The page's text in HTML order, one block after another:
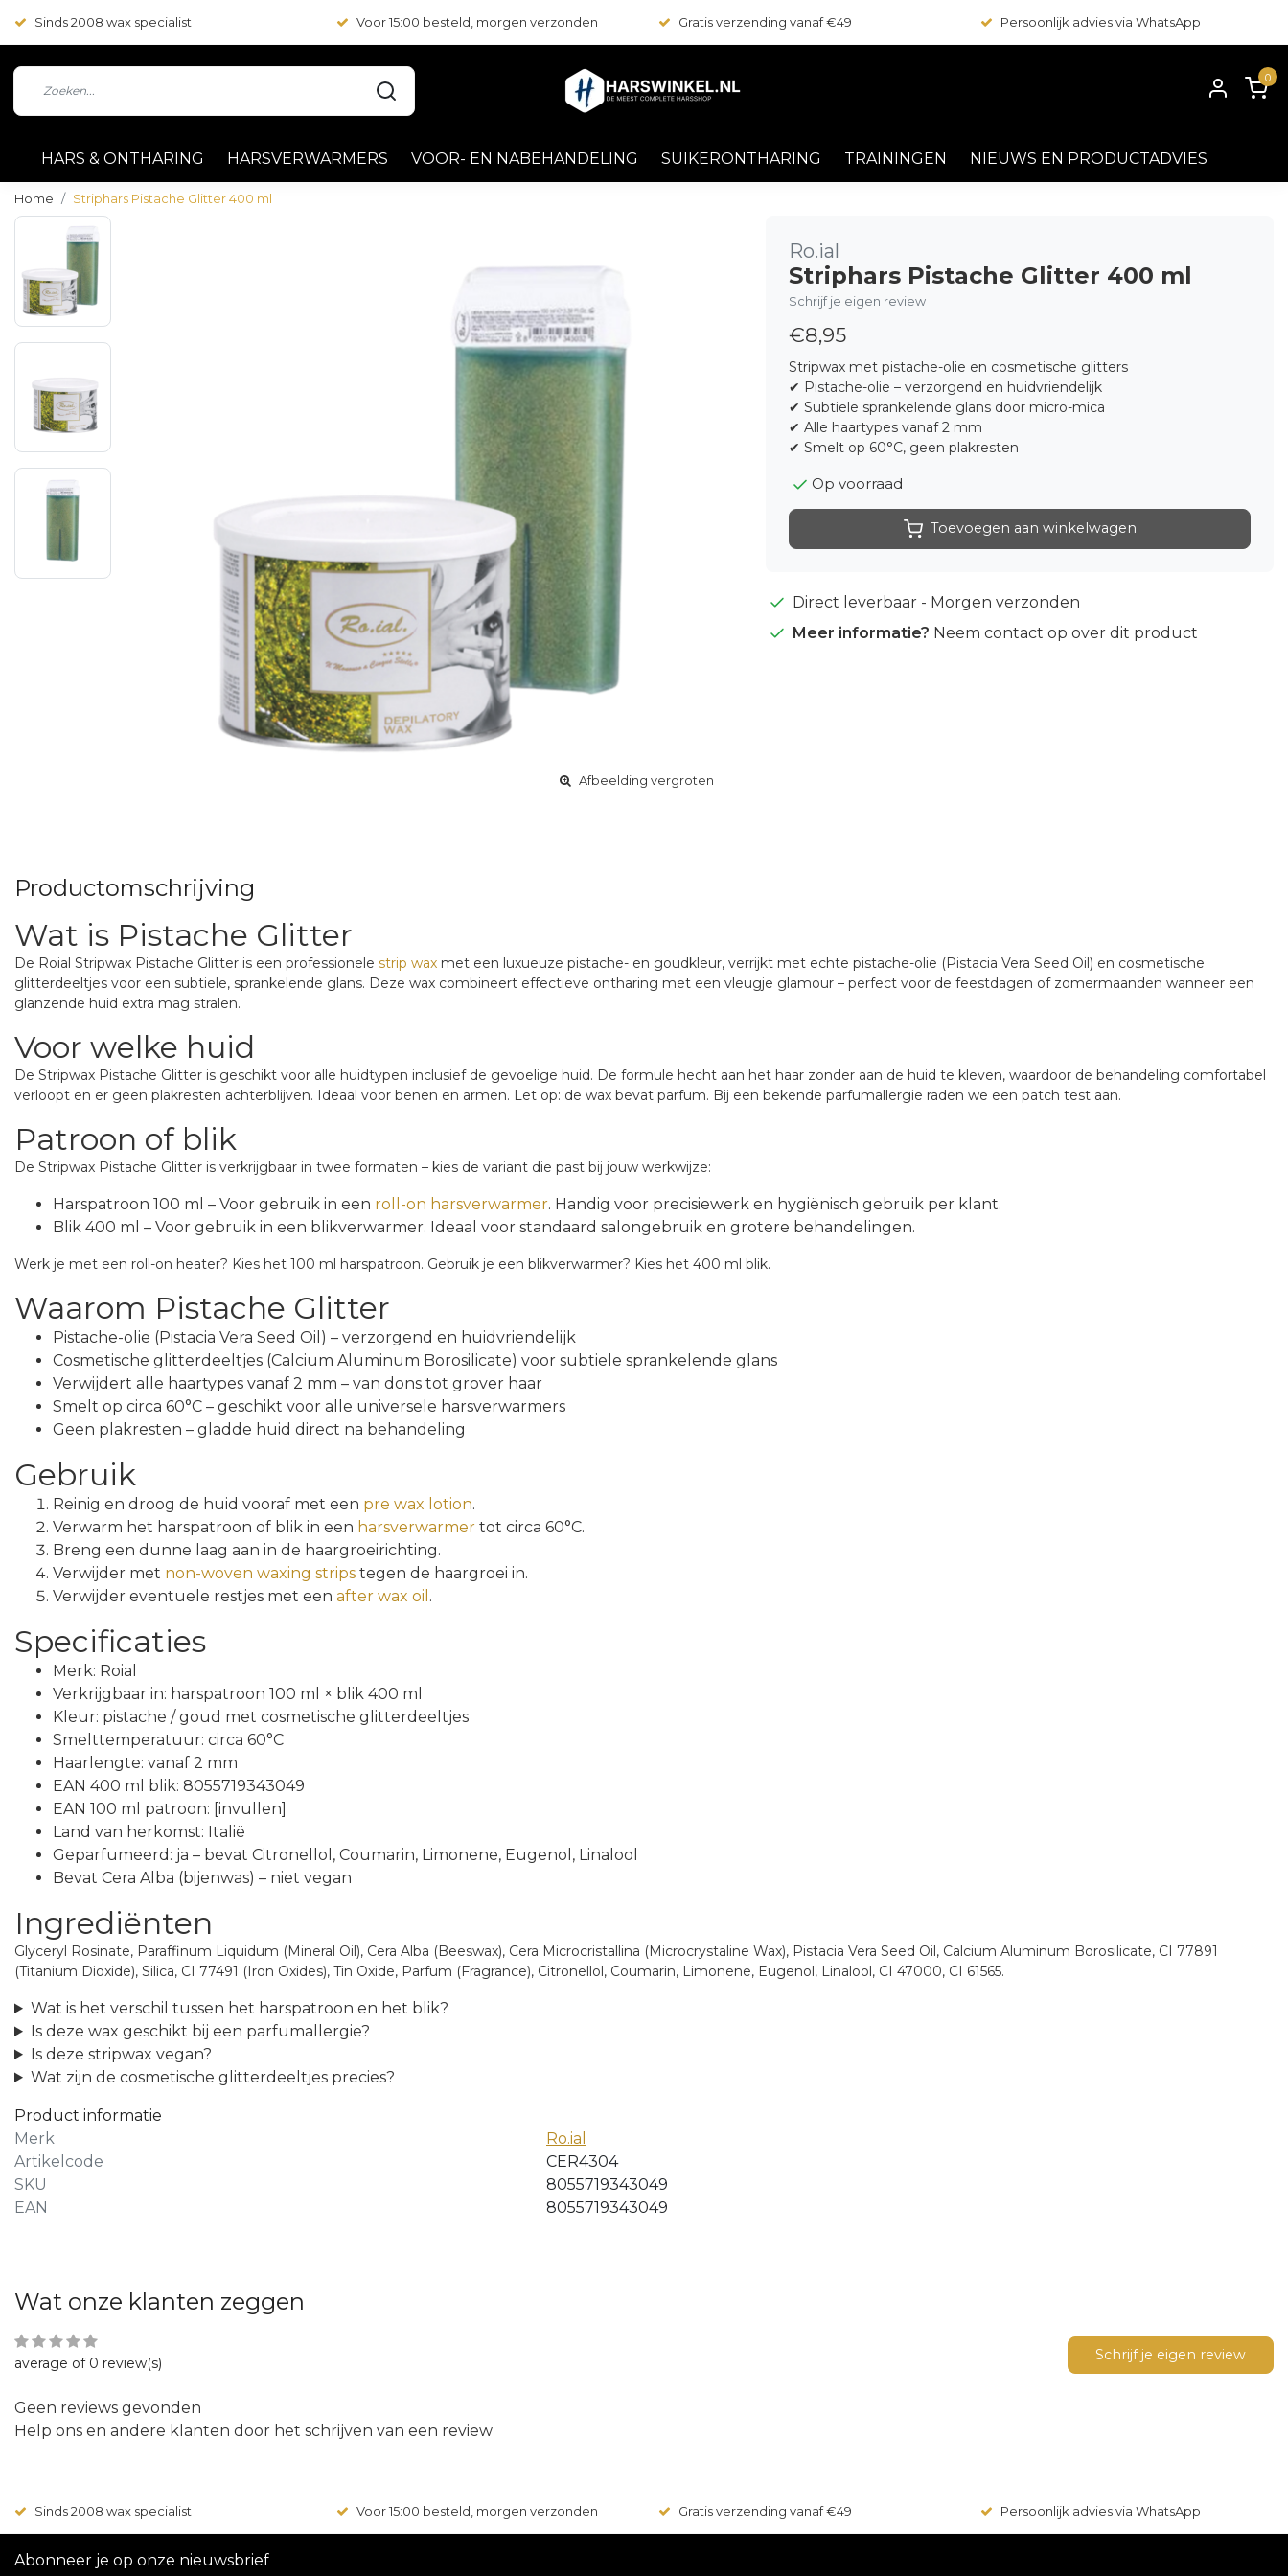
Sinds 2008 wax specialist Voor 15:00 besteld, morgen verzonden Gratis verzending vanaf €49 Persoonlijk advies via WhatsApp
0
HARS & ONTHARING HARSVERWARMERS VOOR- EN NABEHANDELING SUIKERONTHARING TRAININGEN NIEUWS EN PRODUCTADVIES
Home Striphars Pistache Glitter 400 ml
Afbeelding vergroten
Ro.ial
Striphars Pistache Glitter 400 ml
Schrijf je eigen review
€8,95
Stripwax met pistache-olie en cosmetische glitters
✔ Pistache-olie – verzorgend en huidvriendelijk
✔ Subtiele sprankelende glans door micro-mica
✔ Alle haartypes vanaf 2 mm
✔ Smelt op 60°C, geen plakresten
Op voorraad
Toevoegen aan winkelwagen
Direct leverbaar - Morgen verzonden
Meer informatie? Neem contact op over dit product
Productomschrijving
Wat is Pistache Glitter
De Roial Stripwax Pistache Glitter is een professionele strip wax met een luxueuze pistache- en goudkleur, verrijkt met echte pistache-olie (Pistacia Vera Seed Oil) en cosmetische
glitterdeeltjes voor een subtiele, sprankelende glans. Deze wax combineert effectieve ontharing met een vleugje glamour – perfect voor de feestdagen of zomermaanden wanneer een
glanzende huid extra mag stralen.
Voor welke huid
De Stripwax Pistache Glitter is geschikt voor alle huidtypen inclusief de gevoelige huid. De formule hecht aan het haar zonder aan de huid te kleven, waardoor de behandeling comfortabel
verloopt en er geen plakresten achterblijven. Ideaal voor benen en armen. Let op: de wax bevat parfum. Bij een bekende parfumallergie raden we een patch test aan.
Patroon of blik
De Stripwax Pistache Glitter is verkrijgbaar in twee formaten – kies de variant die past bij jouw werkwijze:
Harspatroon 100 ml – Voor gebruik in een roll-on harsverwarmer. Handig voor precisiewerk en hygiënisch gebruik per klant.
Blik 400 ml – Voor gebruik in een blikverwarmer. Ideaal voor standaard salongebruik en grotere behandelingen.
Werk je met een roll-on heater? Kies het 100 ml harspatroon. Gebruik je een blikverwarmer? Kies het 400 ml blik.
Waarom Pistache Glitter
Pistache-olie (Pistacia Vera Seed Oil) – verzorgend en huidvriendelijk
Cosmetische glitterdeeltjes (Calcium Aluminum Borosilicate) voor subtiele sprankelende glans
Verwijdert alle haartypes vanaf 2 mm – van dons tot grover haar
Smelt op circa 60°C – geschikt voor alle universele harsverwarmers
Geen plakresten – gladde huid direct na behandeling
Gebruik
Reinig en droog de huid vooraf met een pre wax lotion.
Verwarm het harspatroon of blik in een harsverwarmer tot circa 60°C.
Breng een dunne laag aan in de haargroeirichting.
Verwijder met non-woven waxing strips tegen de haargroei in.
Verwijder eventuele restjes met een after wax oil .
Specificaties
Merk: Roial
Verkrijgbaar in: harspatroon 100 ml × blik 400 ml
Kleur: pistache / goud met cosmetische glitterdeeltjes
Smelttemperatuur: circa 60°C
Haarlengte: vanaf 2 mm
EAN 400 ml blik: 8055719343049
EAN 100 ml patroon: [invullen]
Land van herkomst: Italië
Geparfumeerd: ja – bevat Citronellol, Coumarin, Limonene, Eugenol, Linalool
Bevat Cera Alba (bijenwas) – niet vegan
Ingrediënten
Glyceryl Rosinate, Paraffinum Liquidum (Mineral Oil), Cera Alba (Beeswax), Cera Microcristallina (Microcrystaline Wax), Pistacia Vera Seed Oil, Calcium Aluminum Borosilicate, CI 77891
(Titanium Dioxide), Silica, CI 77491 (Iron Oxides), Tin Oxide, Parfum (Fragrance), Citronellol, Coumarin, Limonene, Eugenol, Linalool, CI 47000, CI 61565.
Wat is het verschil tussen het harspatroon en het blik?
Is deze wax geschikt bij een parfumallergie?
Is deze stripwax vegan?
Wat zijn de cosmetische glitterdeeltjes precies?
Product informatie
Merk
Ro.ial
Artikelcode
CER4304
SKU
8055719343049
EAN
8055719343049
Wat onze klanten zeggen
average of 0 review(s) Schrijf je eigen review
Geen reviews gevonden
Help ons en andere klanten door het schrijven van een review
Sinds 2008 wax specialist Voor 15:00 besteld, morgen verzonden Gratis verzending vanaf €49 Persoonlijk advies via WhatsApp
Abonneer je op onze nieuwsbrief